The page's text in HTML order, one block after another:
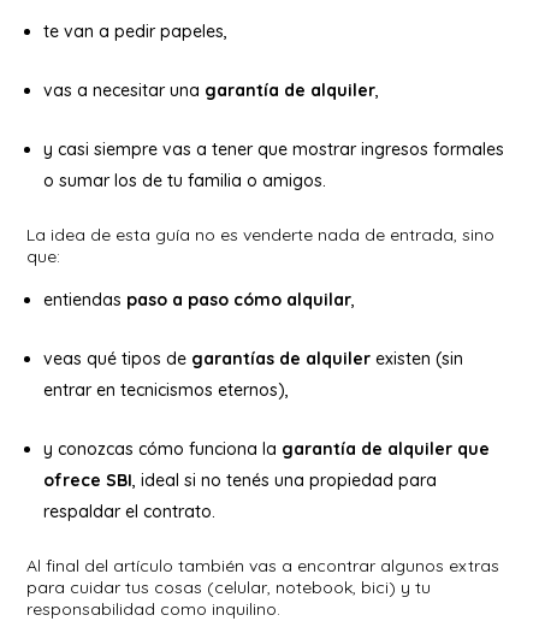
te van a pedir papeles,
vas a necesitar una garantía de alquiler
y casi siempre vas a tener que mostrar ingresos formales
o sumar los de tu familia o amigos.
La idea de esta guía no es venderte nada de entrada, sino
que:
entiendas paso a paso cómo alquilar
veas qué tipos de garantías de alquiler existen (sin
entrar en tecnicismos eternos),
y conozcas cómo funciona la garantía de alquiler que
ofrece SBI , ideal si no tenés una propiedad para
respaldar el contrato.
Al final del artículo también vas a encontrar algunos extras
para cuidar tus cosas (celular, notebook, bici) y tu
responsabilidad como inquilino.